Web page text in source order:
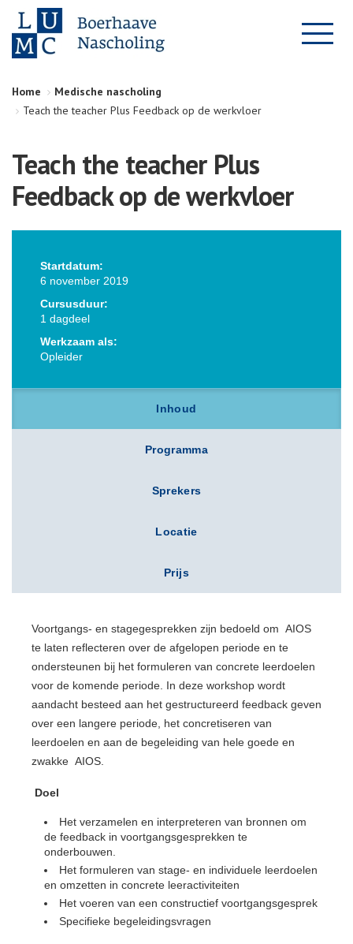
Home
Medische nascholing
Teach the teacher Plus Feedback op de werkvloer
Teach the teacher Plus
Feedback op de werkvloer
Startdatum:
6 november 2019
Cursusduur:
1 dagdeel
Werkzaam als:
Opleider
Inhoud
Programma
Sprekers
Locatie
Prijs
Voortgangs- en stagegesprekken zijn bedoeld om AIOS
te laten reflecteren over de afgelopen periode en te
ondersteunen bij het formuleren van concrete leerdoelen
voor de komende periode. In deze workshop wordt
aandacht besteed aan het gestructureerd feedback geven
over een langere periode, het concretiseren van
leerdoelen en aan de begeleiding van hele goede en
zwakke AIOS.
Doel
Het verzamelen en interpreteren van bronnen om
de feedback in voortgangsgesprekken te
onderbouwen.
Het formuleren van stage- en individuele leerdoelen
en omzetten in concrete leeractiviteiten
Het voeren van een constructief voortgangsgesprek
Specifieke begeleidingsvragen